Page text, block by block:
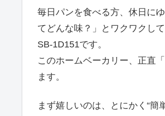
毎日パンを食べる方、休日に
てどんな味？」とワクワクし
SB-1D151です。
このホームベーカリー、正直
ます。
まず嬉しいのは、とにかく“